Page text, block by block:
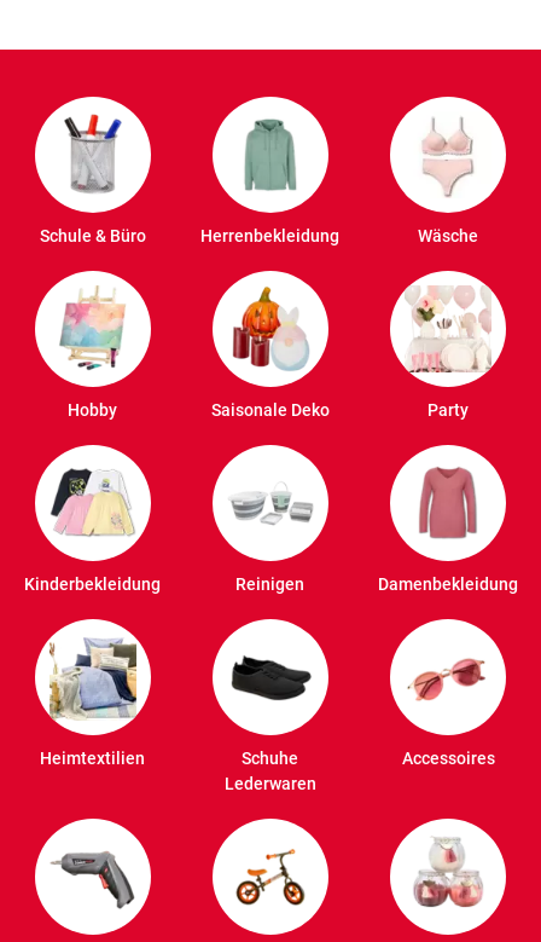
Schule & Büro Herrenbekleidung Wäsche
Hobby Saisonale Deko Party
Kinderbekleidung Reinigen Damenbekleidung
Heimtextilien
Schuhe
Lederwaren
Accessoires